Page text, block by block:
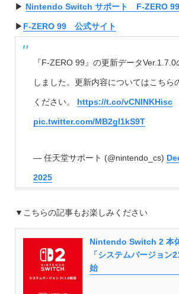
▶︎ Nintendo Switch サポート F-ZERO 99
▶︎ F-ZERO 99 公式サイト
『F-ZERO 99』の更新データ
しました。更新内容についてはこちら
ください。 https://t.co/vCNINKHisc
pic.twitter.com/MB2gl1kS9T
— 任天堂サポート (@nintendo_cs)
2025
▼こちらの記事もお楽しみください
Nintendo Switch 2 本
「システムバージョン
始